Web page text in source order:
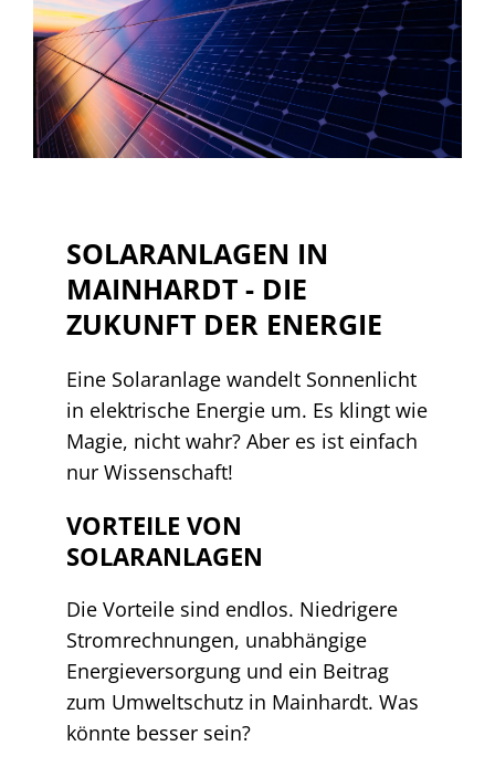
SOLARANLAGEN IN
MAINHARDT - DIE
ZUKUNFT DER ENERGIE
Eine Solaranlage wandelt Sonnenlicht
in elektrische Energie um. Es klingt wie
Magie, nicht wahr? Aber es ist einfach
nur Wissenschaft!
VORTEILE VON
SOLARANLAGEN
Die Vorteile sind endlos. Niedrigere
Stromrechnungen, unabhängige
Energieversorgung und ein Beitrag
zum Umweltschutz in Mainhardt. Was
könnte besser sein?